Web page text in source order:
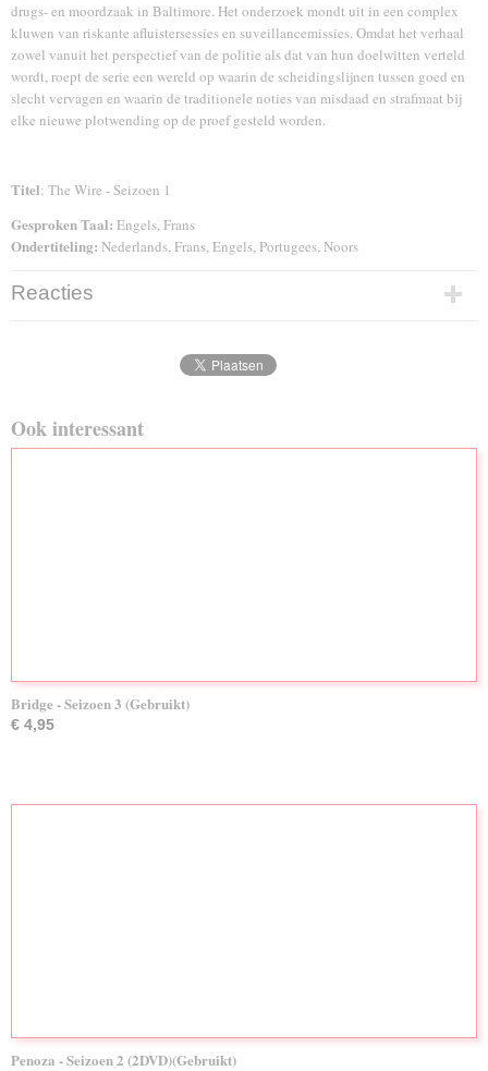
drugs- en moordzaak in Baltimore. Het onderzoek mondt uit in een complex
kluwen van riskante afluistersessies en suveillancemissies. Omdat het verhaal
zowel vanuit het perspectief van de politie als dat van hun doelwitten verteld
wordt, roept de serie een wereld op waarin de scheidingslijnen tussen goed en
slecht vervagen en waarin de traditionele noties van misdaad en strafmaat bij
elke nieuwe plotwending op de proef gesteld worden.
Titel: The Wire - Seizoen 1
Gesproken Taal: Engels, Frans
Ondertiteling: Nederlands, Frans, Engels, Portugees, Noors
Reacties
Ook interessant
Bridge - Seizoen 3 (Gebruikt)
€ 4,95
Penoza - Seizoen 2 (2DVD)(Gebruikt)